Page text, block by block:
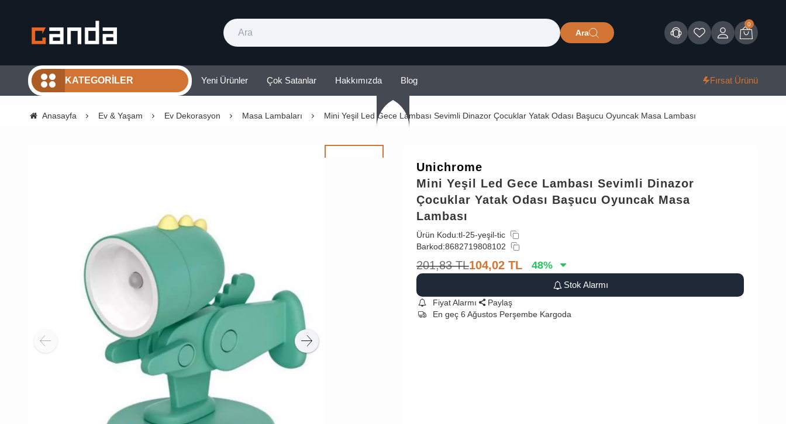
Ara
Müşteri Hizmetleri
Favorilerim
Giriş Sepet
0
KATEGORILER Yeni Ürünler Çok Satanlar Hakkımızda Blog Fırsat Ürünü
Anasayfa Ev & Yaşam Ev Dekorasyon Masa Lambaları Mini Yeşil Led Gece Lambası Sevimli Dinazor Çocuklar Yatak Odası Başucu Oyuncak Masa Lambası
Unichrome
Mini Yeşil Led Gece Lambası Sevimli Dinazor
Çocuklar Yatak Odası Başucu Oyuncak Masa
Lambası
Ürün Kodu:tl-25-yeşil-tic
Barkod:8682719808102
201,83 TL104,02 TL 48%
Stok Alarmı
Fiyat Alarmı
Paylaş
En geç 6 Ağustos Perşembe Kargoda